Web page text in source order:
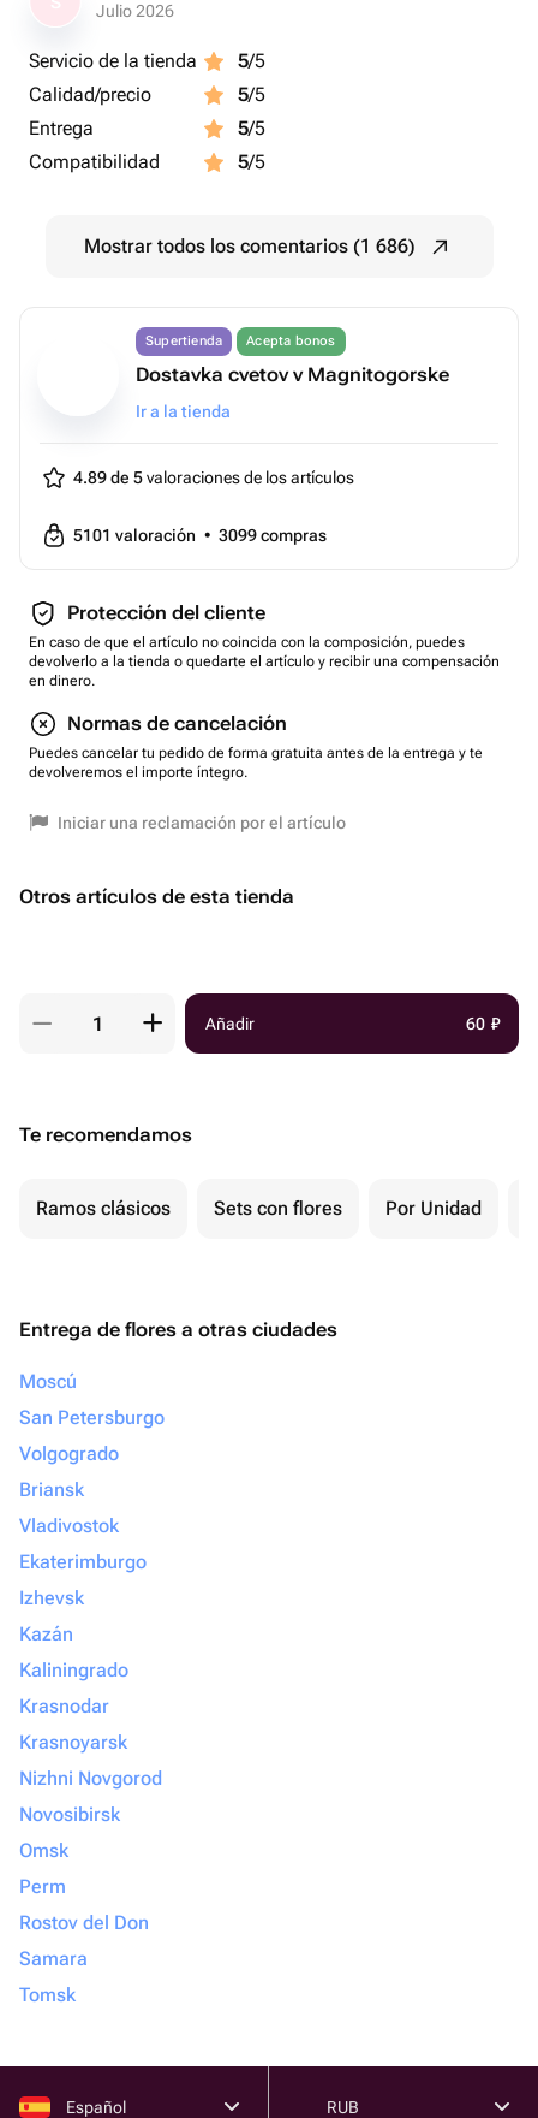
Julio 2026
Servicio de la tienda 5/5
Calidad/precio
5/5
Entrega
5/5
Compatibilidad
5/5
Mostrar todos los comentarios (1 686)
Supertienda Acepta bonos
Dostavka cvetov v Magnitogorske
Ir a la tienda
4.89 de 5valoraciones de los artículos
5101 valoración • 3099compras
Protección del cliente
En caso de que el artículo no coincida con la composición, puedes
devolverlo a la tienda o quedarte el artículo y recibir una compensación
en dinero.
Normas de cancelación
Puedes cancelar tu pedido de forma gratuita antes de la entrega y te
devolveremos el importe íntegro.
Iniciar una reclamación por el artículo
Otros artículos de esta tienda
Añadir 60 ₽
Te recomendamos
Ramos clásicos Sets con flores Por Unidad
Entrega de flores a otras ciudades
Moscú
San Petersburgo
Volgogrado
Briansk
Vladivostok
Ekaterimburgo
Izhevsk
Kazán
Kaliningrado
Krasnodar
Krasnoyarsk
Nizhni Novgorod
Novosibirsk
Omsk
Perm
Rostov del Don
Samara
Tomsk
Español RUB